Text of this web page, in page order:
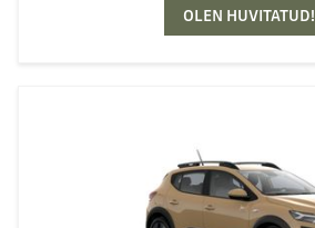
OLEN HUVITATUD!